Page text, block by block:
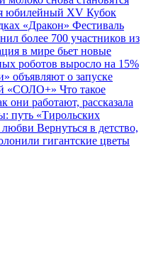
юбилейный XV Кубок
«Дракон» Фестиваль
более 700 участников из
в мире бьет новые
роботов выросло на 15%
объявляют о запуске
«СОЛО+» Что такое
работают, рассказала
путь «Тирольских
любви Вернуться в детство,
гигантские цветы